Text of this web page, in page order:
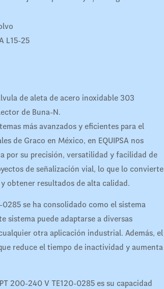
L15-25
de aleta de acero inoxidable 303
de Buna-N.
más avanzados y eficientes para el
de Graco en México, en EQUIPSA nos
por su precisión, versatilidad y facilidad de
de señalización vial, lo que lo convierte
obtener resultados de alta calidad.
0285 se ha consolidado como el sistema
sistema puede adaptarse a diversas
otra aplicación industrial. Además, el
reduce el tiempo de inactividad y aumenta
200-240 V TE120-0285 es su capacidad